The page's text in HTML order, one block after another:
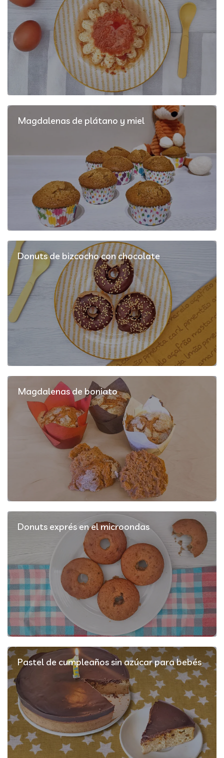
Magdalenas de plátano y miel
Donuts de bizcocho con chocolate
Magdalenas de boniato
Donuts exprés en el microondas
Pastel de cumpleaños sin azúcar para bebés